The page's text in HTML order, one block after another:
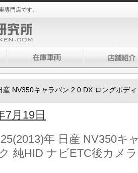
専門店です。
産 NV350キャラバン 2.0 DX ロングボデ
7月19日
年 日産 NV350キ
純HID ナビETC後カメラ